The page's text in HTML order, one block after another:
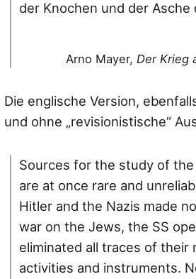
der Knochen und der
Arno Mayer, Der Krieg
Die englische Version,
und ohne „revisionistische“
Sources for the study of the
are at once rare and
Hitler and the Nazis made
war on the Jews, the SS
eliminated all traces of their
activities and instruments.